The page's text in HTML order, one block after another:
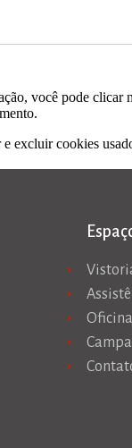
você pode
excluir cookies